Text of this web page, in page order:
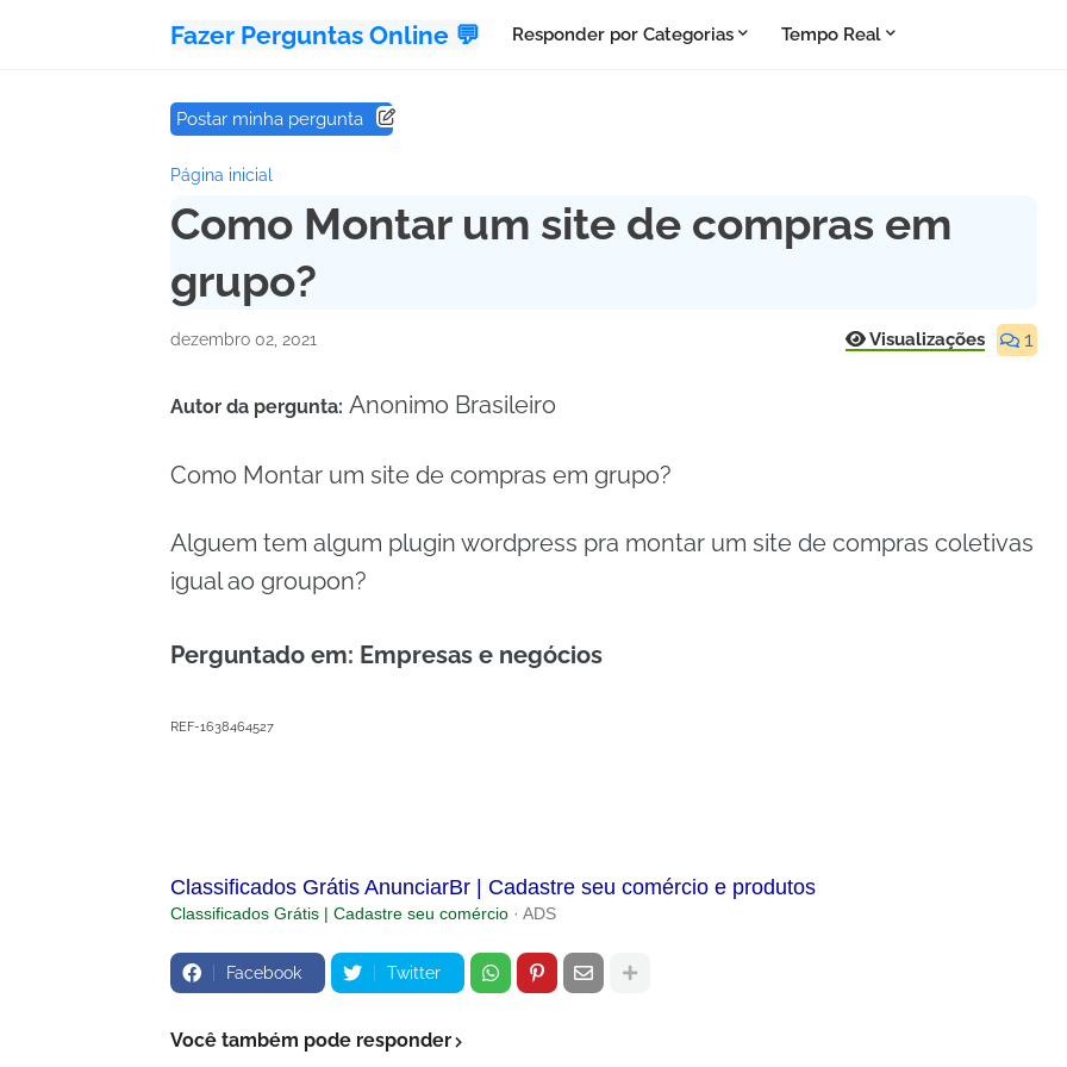
Fazer Perguntas Online 💬 Responder por Categorias Tempo Real
Postar minha pergunta
Página inicial
Como Montar um site de compras em
grupo?
dezembro 02, 2021 Visualizações 1
Autor da pergunta: Anonimo Brasileiro
Como Montar um site de compras em grupo?
Alguem tem algum plugin wordpress pra montar um site de compras coletivas
igual ao groupon?
Perguntado em: Empresas e negócios
REF-1638464527
Classificados Grátis AnunciarBr | Cadastre seu comércio e produtos
Classificados Grátis | Cadastre seu comércio · ADS
Facebook Twitter
Você também pode responder